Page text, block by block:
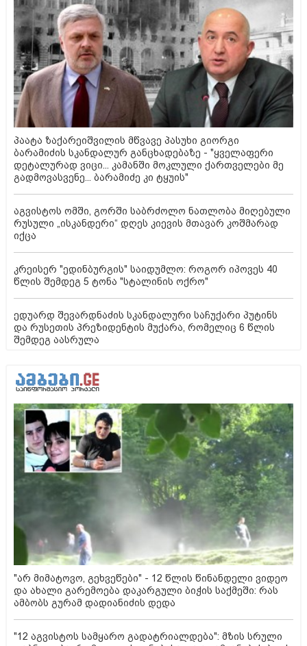
პაატა ზაქარეიშვილის მწვავე პასუხი გიორგი
ბარამიძის სკანდალურ განცხადებაზე - "ყველაფერი
დეტალურად ვიცი... კამანში მოკლული ქართველები მე
გადმოვასვენე... ბარამიძე კი ტყუის"
აგვისტოს ომში, გორში საბრძოლო ნათლობა მიღებული
რუსული „ისკანდერი“ დღეს კიევის მთავარ კოშმარად
იქცა
კრეისერ "ედინბურგის" საიდუმლო: როგორ იპოვეს 40
წლის შემდეგ 5 ტონა "სტალინის ოქრო"
ედუარდ შევარდნაძის სკანდალური საჩუქარი პუტინს
და რუსეთის პრეზიდენტის მუქარა, რომელიც 6 წლის
"არ მიმატოვო, გეხვეწები" - 12 წლის წინანდელი ვიდეო
და ახალი გარემოება დაკარგული ბიჭის საქმეში: რას
ამბობს გურამ დადიანიძის დედა